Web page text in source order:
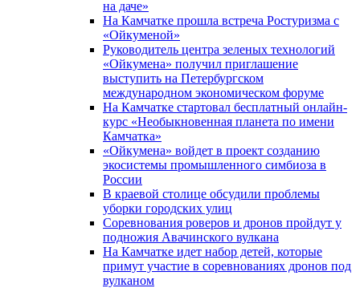
на даче»
На Камчатке прошла встреча Ростуризма с
«Ойкуменой»
Руководитель центра зеленых технологий
«Ойкумена» получил приглашение
выступить на Петербургском
международном экономическом форуме
На Камчатке стартовал бесплатный онлайн-
курс «Необыкновенная планета по имени
Камчатка»
«Ойкумена» войдет в проект созданию
экосистемы промышленного симбиоза в
России
В краевой столице обсудили проблемы
уборки городских улиц
Соревнования роверов и дронов пройдут у
подножия Авачинского вулкана
На Камчатке идет набор детей, которые
примут участие в соревнованиях дронов под
вулканом